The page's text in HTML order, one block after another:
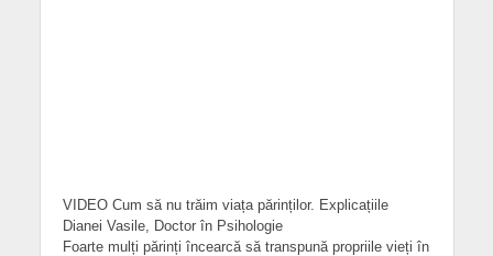
VIDEO Cum să nu trăim viața părinților. Explicațiile
Dianei Vasile, Doctor în Psihologie
Foarte mulți părinți încearcă să transpună propriile vieți în